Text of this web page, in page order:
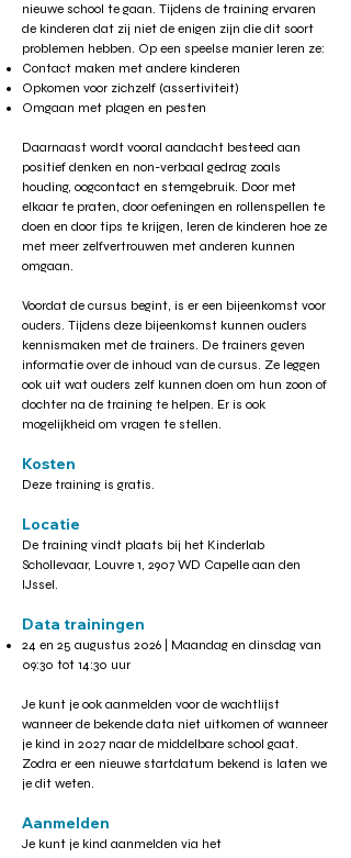
nieuwe school te gaan. Tijdens de training ervaren
de kinderen dat zij niet de enigen zijn die dit soort
problemen hebben. Op een speelse manier leren ze:
Contact maken met andere kinderen
Opkomen voor zichzelf (assertiviteit)
Omgaan met plagen en pesten
Daarnaast wordt vooral aandacht besteed aan
positief denken en non-verbaal gedrag zoals
houding, oogcontact en stemgebruik. Door met
elkaar te praten, door oefeningen en rollenspellen te
doen en door tips te krijgen, leren de kinderen hoe ze
met meer zelfvertrouwen met anderen kunnen
omgaan.
Voordat de cursus begint, is er een bijeenkomst voor
ouders. Tijdens deze bijeenkomst kunnen ouders
kennismaken met de trainers. De trainers geven
informatie over de inhoud van de cursus. Ze leggen
ook uit wat ouders zelf kunnen doen om hun zoon of
dochter na de training te helpen. Er is ook
mogelijkheid om vragen te stellen.
Kosten
Deze training is gratis.
Locatie
De training vindt plaats bij het Kinderlab
Schollevaar, Louvre 1, 2907 WD Capelle aan den
IJssel.
Data trainingen
24 en 25 augustus 2026 | Maandag en dinsdag van
09:30 tot 14:30 uur
Je kunt je ook aanmelden voor de wachtlijst
wanneer de bekende data niet uitkomen of wanneer
je kind in 2027 naar de middelbare school gaat.
Zodra er een nieuwe startdatum bekend is laten we
je dit weten.
Aanmelden
Je kunt je kind aanmelden via het